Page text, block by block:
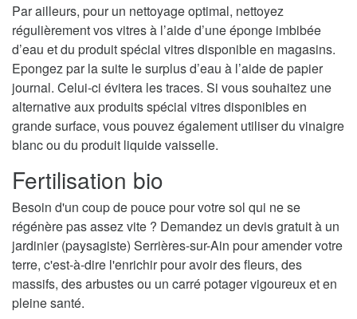
Par ailleurs, pour un nettoyage optimal, nettoyez
régulièrement vos vitres à l’aide d’une éponge imbibée
d’eau et du produit spécial vitres disponible en magasins.
Epongez par la suite le surplus d’eau à l’aide de papier
journal. Celui-ci évitera les traces. Si vous souhaitez une
alternative aux produits spécial vitres disponibles en
grande surface, vous pouvez également utiliser du vinaigre
blanc ou du produit liquide vaisselle.
Fertilisation bio
Besoin d'un coup de pouce pour votre sol qui ne se
régénère pas assez vite ? Demandez un devis gratuit à un
jardinier (paysagiste) Serrières-sur-Ain pour amender votre
terre, c'est-à-dire l'enrichir pour avoir des fleurs, des
massifs, des arbustes ou un carré potager vigoureux et en
pleine santé.